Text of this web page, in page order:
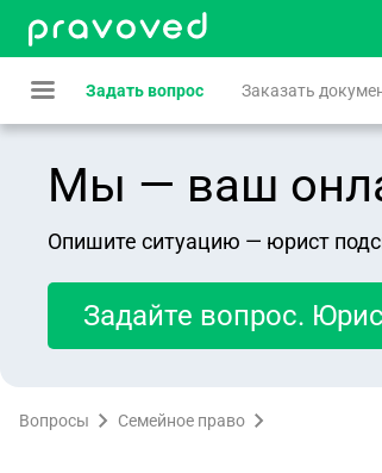
Задать вопрос Заказать
Мы — ваш
Опишите ситуацию — юрист
Задайте вопрос.
Вопросы Семейное право